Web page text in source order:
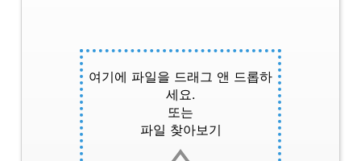
여기에 파일을 드래그 앤 드롭하
세요.
또는
파일 찾아보기